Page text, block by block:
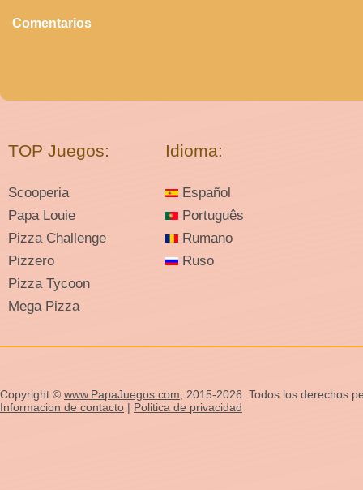
Comentarios
TOP Juegos:
Scooperia
Papa Louie
Pizza Challenge
Pizzero
Pizza Tycoon
Mega Pizza
Idioma:
Español
Português
Rumano
Ruso
Copyright © www.PapaJuegos.com , 2015-2026. Todos los derechos
Informacion de contacto | Politica de privacidad